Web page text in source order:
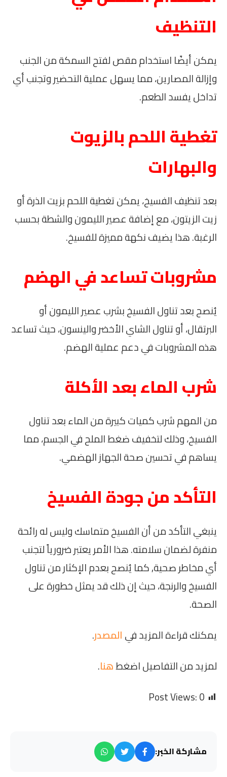
التنظيف
يمكن أيضًا استخدام مقص لفتح السمكة من الجنب
وإزالة المصارين، مما يسهل عملية التحضير وتجنب أي
تداخل يفسد الطعم.
تغطية اللحم بالزيوت
والبهارات
بعد تنظيف الفسيخ، يمكن تغطية اللحم بزيت الذرة أو
زيت الزيتون، مع إضافة عصير الليمون والشطة بحسب
الرغبة. هذا يضيف نكهة مميزة للفسيخ.
مشروبات تساعد في الهضم
يُنصح بعد تناول الفسيخ بشرب عصير الليمون أو
البرتقال، أو تناول الشاي الأخضر والينسون، حيث تساعد
هذه المشروبات في دعم عملية الهضم.
شرب الماء بعد الأكلة
من المهم شرب كميات كبيرة من الماء بعد تناول
الفسيخ، وذلك لتخفيف ضغط الملح في الجسم، مما
يساهم في تحسين صحة الجهاز الهضمي.
التأكد من جودة الفسيخ
ينبغي التأكد من أن الفسيخ متماسك وليس له رائحة
منفرة لضمان سلامته. هذا الأمر يعتبر ضرورياً لتجنب
أي مخاطر صحية, كما يُنصح بعدم الإكثار من تناول
الفسيخ والرنجة، حيث إن ذلك قد يمثل خطورة على
الصحة.
يمكنك قراءة المزيد فيالمصدر.
لمزيد من التفاصيل اضغطهنا.
Post Views:0
مشاركة الخبر: